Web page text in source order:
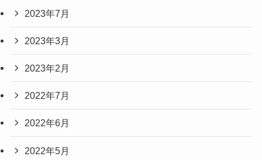
2023年7月
2023年3月
2023年2月
2022年7月
2022年6月
2022年5月